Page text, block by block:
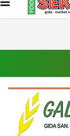
İletişim